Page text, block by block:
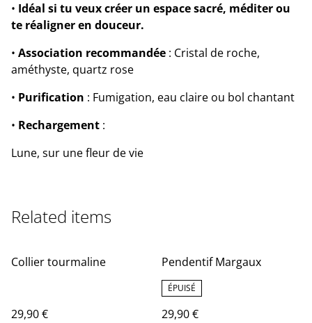
• Idéal si tu veux créer un espace sacré, méditer ou
te réaligner en douceur.
• Association recommandée : Cristal de roche,
améthyste, quartz rose
• Purification : Fumigation, eau claire ou bol chantant
• Rechargement :
Lune, sur une fleur de vie
Related items
Collier tourmaline
29,90 €
Pendentif Margaux
ÉPUISÉ
29,90 €